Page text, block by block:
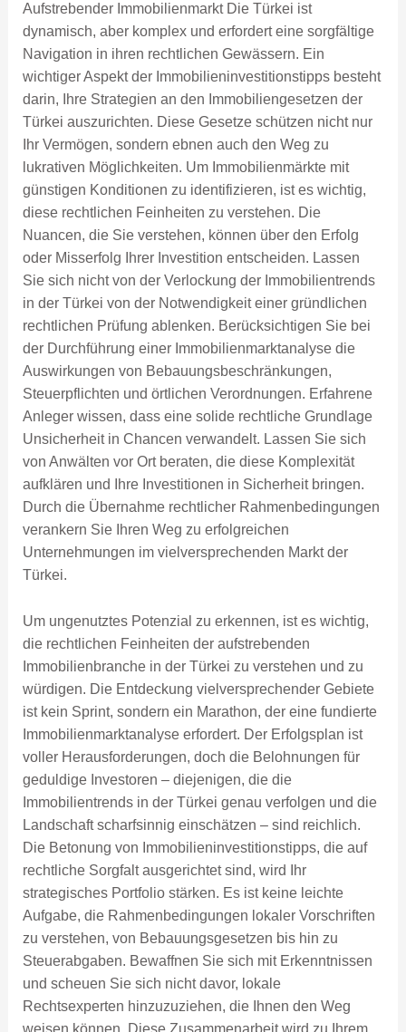
Aufstrebender Immobilienmarkt Die Türkei ist
dynamisch, aber komplex und erfordert eine sorgfältige
Navigation in ihren rechtlichen Gewässern. Ein
wichtiger Aspekt der Immobilieninvestitionstipps besteht
darin, Ihre Strategien an den Immobiliengesetzen der
Türkei auszurichten. Diese Gesetze schützen nicht nur
Ihr Vermögen, sondern ebnen auch den Weg zu
lukrativen Möglichkeiten. Um Immobilienmärkte mit
günstigen Konditionen zu identifizieren, ist es wichtig,
diese rechtlichen Feinheiten zu verstehen. Die
Nuancen, die Sie verstehen, können über den Erfolg
oder Misserfolg Ihrer Investition entscheiden. Lassen
Sie sich nicht von der Verlockung der Immobilientrends
in der Türkei von der Notwendigkeit einer gründlichen
rechtlichen Prüfung ablenken. Berücksichtigen Sie bei
der Durchführung einer Immobilienmarktanalyse die
Auswirkungen von Bebauungsbeschränkungen,
Steuerpflichten und örtlichen Verordnungen. Erfahrene
Anleger wissen, dass eine solide rechtliche Grundlage
Unsicherheit in Chancen verwandelt. Lassen Sie sich
von Anwälten vor Ort beraten, die diese Komplexität
aufklären und Ihre Investitionen in Sicherheit bringen.
Durch die Übernahme rechtlicher Rahmenbedingungen
verankern Sie Ihren Weg zu erfolgreichen
Unternehmungen im vielversprechenden Markt der
Türkei.
Um ungenutztes Potenzial zu erkennen, ist es wichtig,
die rechtlichen Feinheiten der aufstrebenden
Immobilienbranche in der Türkei zu verstehen und zu
würdigen. Die Entdeckung vielversprechender Gebiete
ist kein Sprint, sondern ein Marathon, der eine fundierte
Immobilienmarktanalyse erfordert. Der Erfolgsplan ist
voller Herausforderungen, doch die Belohnungen für
geduldige Investoren – diejenigen, die die
Immobilientrends in der Türkei genau verfolgen und die
Landschaft scharfsinnig einschätzen – sind reichlich.
Die Betonung von Immobilieninvestitionstipps, die auf
rechtliche Sorgfalt ausgerichtet sind, wird Ihr
strategisches Portfolio stärken. Es ist keine leichte
Aufgabe, die Rahmenbedingungen lokaler Vorschriften
zu verstehen, von Bebauungsgesetzen bis hin zu
Steuerabgaben. Bewaffnen Sie sich mit Erkenntnissen
und scheuen Sie sich nicht davor, lokale
Rechtsexperten hinzuzuziehen, die Ihnen den Weg
weisen können. Diese Zusammenarbeit wird zu Ihrem